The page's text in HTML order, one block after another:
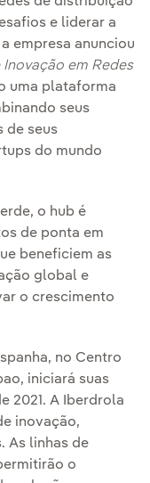
e liderar a
empresa anunciou
em Redes
uma plataforma
seus
de seus
do mundo
o hub é
de ponta em
beneficiem as
global e
o crescimento
no Centro
iniciará suas
2021. A Iberdrola
inovação,
As linhas de
o